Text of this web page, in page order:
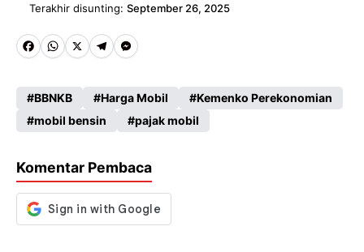
Terakhir disunting: September 26, 2025
Fa
b
o
k
W
ts
A
p
X
Te
gr
a
M
se
n
er
BBNKB Harga Mobil
Kemenko Perekonomian
mobil bensin
pajak mobil
Komentar Pembaca